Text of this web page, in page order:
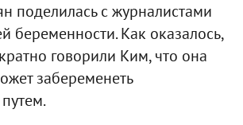
поделилась с журналистами
беременности. Как оказалось,
говорили Ким, что она
забеременеть